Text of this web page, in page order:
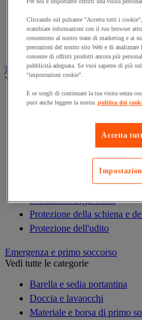
Armadio di sicurezza
Armadio portachiavi
Cassaforte
Cassetta portachiavi
Dispositivi di protezione
Vedi tutte le categorie
Abbigliamento di protezione
Custodie per DPI
Maschera respiratoria
Protezione degli occhi
Protezione della schiena e
Protezione dell'udito
Emergenza e primo soccorso
Vedi tutte le categorie
Barella e sedia portantina
Doccia e lavaocchi
Materiale e borsa di primo
Cliccando sul pulsante "Accetta tutti i
scambiare informazioni con il tuo browser
consentono al nostro team di marketing e ai
prestazioni del nostro sito Web e di
consente di offrirti prodotti ancora più
pubblicità adeguata. Se vuoi saperne di più
"impostazioni cookie".
E se scegli di continuare la tua visita senza
puoi anche leggere la nostra politica dei
Accetta